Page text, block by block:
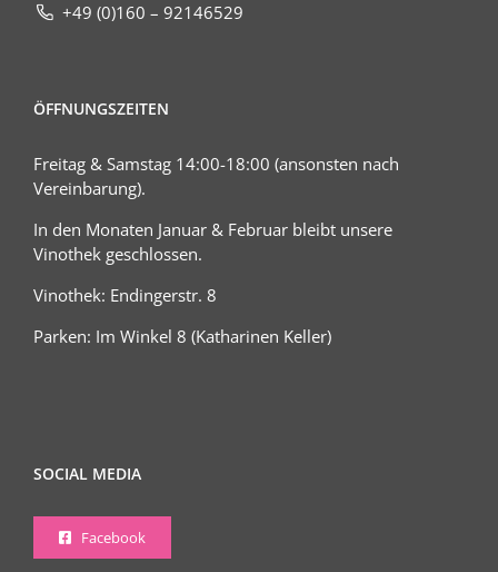
+49 (0)160 – 92146529
ÖFFNUNGSZEITEN
Freitag & Samstag 14:00-18:00 (ansonsten nach
Vereinbarung).
In den Monaten Januar & Februar bleibt unsere
Vinothek geschlossen.
Vinothek: Endingerstr. 8
Parken: Im Winkel 8 (Katharinen Keller)
SOCIAL MEDIA
Facebook